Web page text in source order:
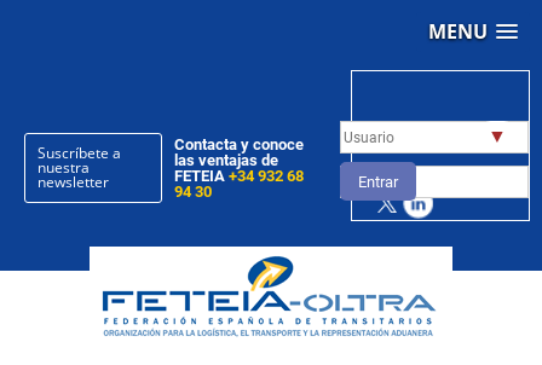
MENU
Suscríbete a
nuestra
newsletter
Contacta y conoce
las ventajas de
FETEIA+34 932 68
94 30
▼
Entrar